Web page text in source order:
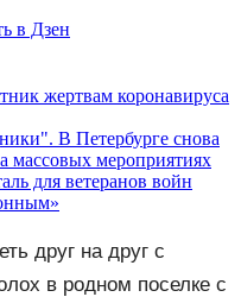
в Дзен
жертвам коронавируса
В Петербурге снова
массовых мероприятиях
для ветеранов войн
друг на друг с
задачу своим
в родном поселке с